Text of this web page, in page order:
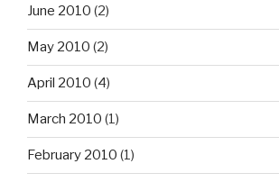
June 2010 (2)
May 2010 (2)
April 2010 (4)
March 2010 (1)
February 2010 (1)